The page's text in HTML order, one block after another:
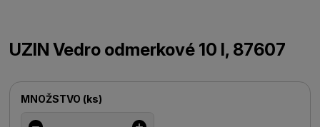
UZIN Vedro odmerkové 10 l, 87607
MNOŽSTVO (ks)